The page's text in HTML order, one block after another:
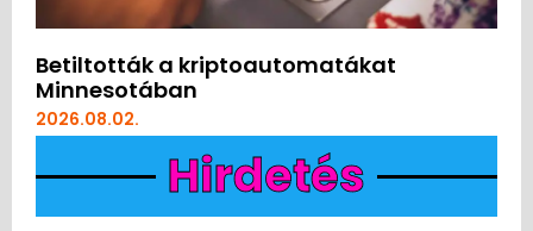
Betiltották a kriptoautomatákat
Minnesotában
2026.08.02.
Hirdetés